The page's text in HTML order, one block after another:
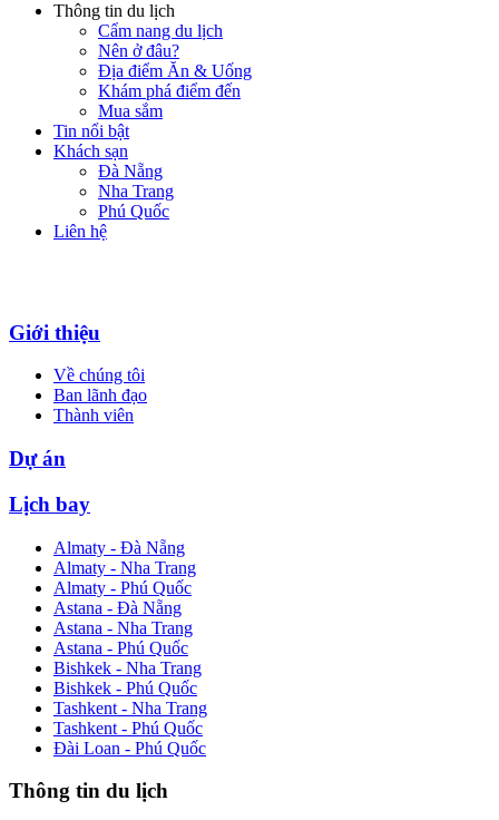
Thông tin du lịch
Cẩm nang du lịch
Nên ở đâu?
Địa điểm Ăn & Uống
Khám phá điểm đến
Mua sắm
Tin nổi bật
Khách sạn
Đà Nẵng
Nha Trang
Phú Quốc
Liên hệ
Giới thiệu
Về chúng tôi
Ban lãnh đạo
Thành viên
Dự án
Lịch bay
Almaty - Đà Nẵng
Almaty - Nha Trang
Almaty - Phú Quốc
Astana - Đà Nẵng
Astana - Nha Trang
Astana - Phú Quốc
Bishkek - Nha Trang
Bishkek - Phú Quốc
Tashkent - Nha Trang
Tashkent - Phú Quốc
Đài Loan - Phú Quốc
Thông tin du lịch